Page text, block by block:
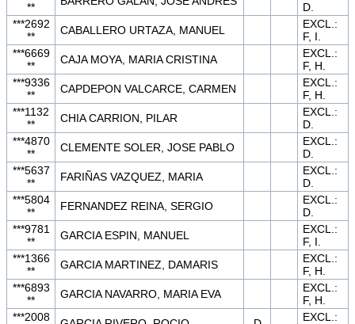
**
D.
***2692
**
CABALLERO URTAZA, MANUEL
EXCL.:
F, I.
***6669
**
CAJA MOYA, MARIA CRISTINA
EXCL.:
F, H.
***9336
**
CAPDEPON VALCARCE, CARMEN
EXCL.:
F, H.
***1132
**
CHIA CARRION, PILAR
EXCL.:
D.
***4870
**
CLEMENTE SOLER, JOSE PABLO
EXCL.:
D.
***5637
**
FARIÑAS VAZQUEZ, MARIA
EXCL.:
D.
***5804
**
FERNANDEZ REINA, SERGIO
EXCL.:
D.
***9781
**
GARCIA ESPIN, MANUEL
EXCL.:
F, I.
***1366
**
GARCIA MARTINEZ, DAMARIS
EXCL.:
F, H.
***6893
**
GARCIA NAVARRO, MARIA EVA
EXCL.:
F, H.
***2008
EXCL.: